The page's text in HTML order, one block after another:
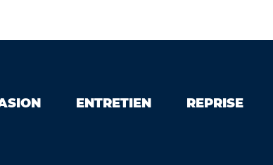
ENTRETIEN REPRISE